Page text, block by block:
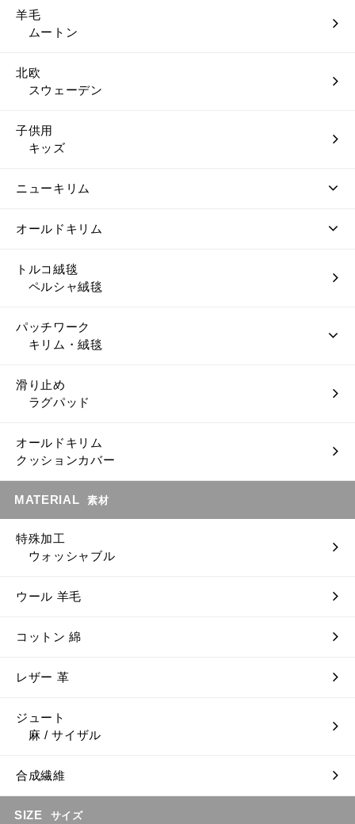
羊毛
ムートン
北欧
スウェーデン
子供用
キッズ
ニューキリム
オールドキリム
トルコ絨毯
ペルシャ絨毯
パッチワーク
キリム・絨毯
滑り止め
ラグパッド
オールドキリム
クッションカバー
MATERIAL 素材
特殊加工
ウォッシャブル
ウール 羊毛
コットン 綿
レザー 革
ジュート
麻 / サイザル
合成繊維
SIZE サイズ